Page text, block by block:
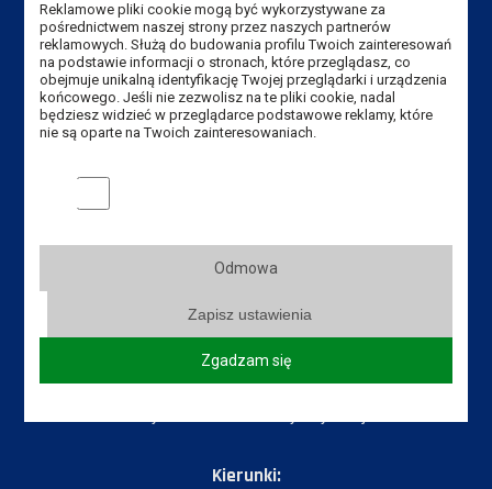
Aktualności
Władze Uczelni
Senat Uczelni
Mapa Kampusu
Dostępność
Instytut Pedagogiczny
Instytut Politechniczny
Kierunki:
Reklamowe pliki cookie mogą być wykorzystywane za
pośrednictwem naszej strony przez naszych partnerów
reklamowych. Służą do budowania profilu Twoich zainteresowań
na podstawie informacji o stronach, które przeglądasz, co
obejmuje unikalną identyfikację Twojej przeglądarki i urządzenia
końcowego. Jeśli nie zezwolisz na te pliki cookie, nadal
będziesz widzieć w przeglądarce podstawowe reklamy, które
nie są oparte na Twoich zainteresowaniach.
Marketingowe pliki cookies
Odmowa
Zapisz ustawienia
Zgadzam się